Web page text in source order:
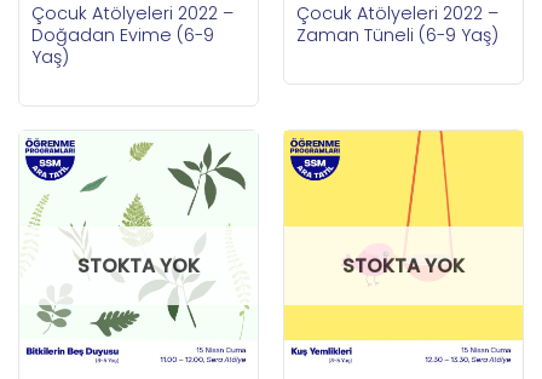
Çocuk Atölyeleri 2022 –
Doğadan Evime (6-9
Yaş)
Çocuk Atölyeleri 2022 –
Zaman Tüneli (6-9 Yaş)
STOKTA YOK STOKTA YOK